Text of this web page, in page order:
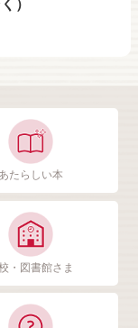
）
たらしい本
・図書館さま